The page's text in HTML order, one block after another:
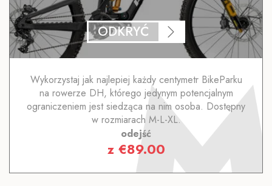
ODKRYĆ
Wykorzystaj jak najlepiej każdy centymetr BikeParku
na rowerze DH, którego jedynym potencjalnym
ograniczeniem jest siedząca na nim osoba. Dostępny
w rozmiarach M-L-XL.
odejść
z €89.00